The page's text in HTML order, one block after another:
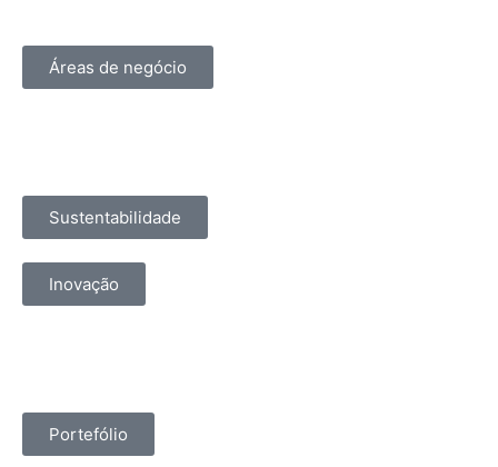
Áreas de negócio
Sustentabilidade
Inovação
Portefólio